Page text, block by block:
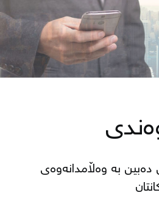
بە وەڵامدانەوەی